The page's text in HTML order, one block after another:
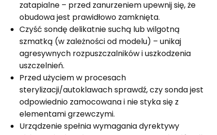
zatapialne – przed zanurzeniem upewnij się, że
obudowa jest prawidłowo zamknięta.
Czyść sondę delikatnie suchą lub wilgotną
szmatką (w zależności od modelu) – unikaj
agresywnych rozpuszczalników i uszkodzenia
uszczelnień.
Przed użyciem w procesach
sterylizacji/autoklawach sprawdź, czy sonda jest
odpowiednio zamocowana i nie styka się z
elementami grzewczymi.
Urządzenie spełnia wymagania dyrektywy